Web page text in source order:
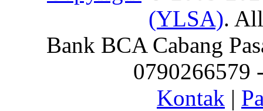
(YLSA).
Bank BCA Cabang
0790266579
Kontak |